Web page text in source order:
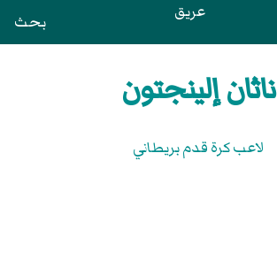
عريق بحث
ناثان إلينجتون
لاعب كرة قدم بريطاني